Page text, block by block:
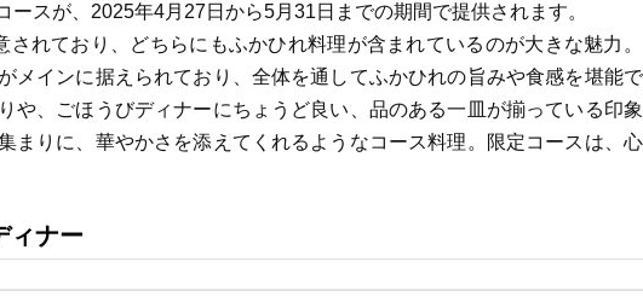
スが、2025年4月27日から5月31日までの期間で提供されます。
されており、どちらにもふかひれ料理が含まれているのが大きな魅力
メインに据えられており、全体を通してふかひれの旨みや食感を堪能で
や、ごほうびディナーにちょうど良い、品のある一皿が揃っている印
まりに、華やかさを添えてくれるようなコース料理。限定コースは、
ィナー